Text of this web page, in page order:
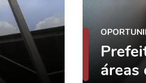
áreas